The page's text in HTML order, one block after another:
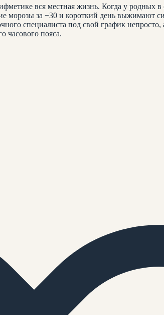
вся местная жизнь. Когда у родных в
морозы за −30 и короткий день выжимают
специалиста под свой график
часового пояса.